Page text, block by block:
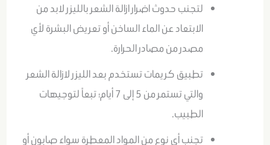
لتجنب حدوث اضرار ازالة الشعر بالليزر لابد من
الابتعاد عن الماء الساخن أو تعريض البشرة لأي
مصدر من مصادر الحرارة.
تطبيق كريمات تستخدم بعد الليزر لازالة الشعر
والتي تستمر من 5 إلى 7 أيام؛ تبعاً لتوجيهات
الطبيب.
تجنب أي نوع من المواد المعطرة سواء صابون أو